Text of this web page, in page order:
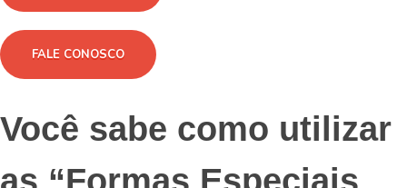
FALE CONOSCO
Você sabe como utilizar